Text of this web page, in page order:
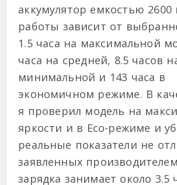
аккумулятор емкостью
работы зависит от
1.5 часа на максимальной
часа на средней, 8.5 часов
минимальной и 143 часа в
экономичном режиме. В
я проверил модель на
яркости и в Eco-режиме и
реальные показатели не
заявленных
зарядка занимает около 3.5